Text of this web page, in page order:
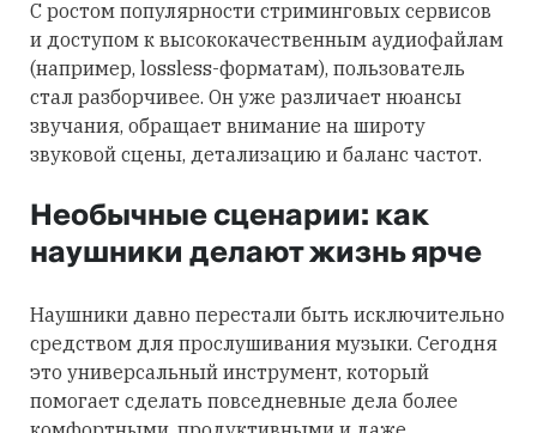
С ростом популярности стриминговых сервисов
и доступом к высококачественным аудиофайлам
(например, lossless-форматам), пользователь
стал разборчивее. Он уже различает нюансы
звучания, обращает внимание на широту
звуковой сцены, детализацию и баланс частот.
Необычные сценарии: как
наушники делают жизнь ярче
Наушники давно перестали быть исключительно
средством для прослушивания музыки. Сегодня
это универсальный инструмент, который
помогает сделать повседневные дела более